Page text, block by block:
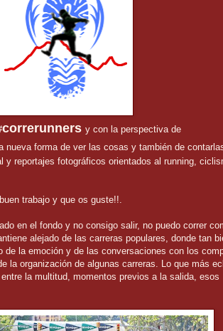
correrunners y con la perspectiva de
nueva forma de ver las cosas y también de
y reportajes fotográficos orientados al running,
trabajo y que os guste!!.
en el fondo y no consigo salir, no puedo correr
alejado de las carreras populares, donde tan
de la emoción y de las conversaciones con los
la organización de algunas carreras. Lo que más
la multitud, momentos previos a la salida, esos